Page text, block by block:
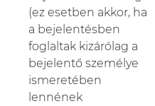
(ez esetben akkor, ha
a bejelentésben
foglaltak kizárólag a
bejelentő személye
ismeretében
lennének